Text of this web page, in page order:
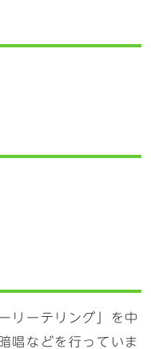
リーテリング」を中
唱などを行っていま